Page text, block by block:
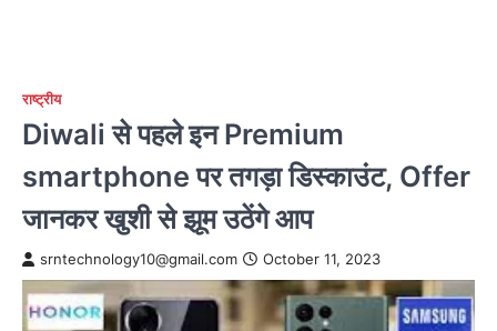
राष्ट्रीय
Diwali से पहले इन Premium
smartphone पर तगड़ा डिस्काउंट, Offer
जानकर खुशी से झूम उठेंगे आप
srntechnology10@gmail.com October 11, 2023